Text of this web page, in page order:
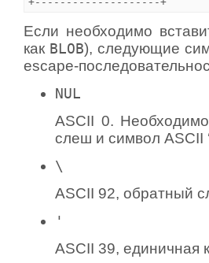
Если необходимо
как BLOB), следующие
escape-
NUL
ASCII 0.
слеш и символ ASCII ‘
\
ASCII 92, обратный
'
ASCII 39, единичная